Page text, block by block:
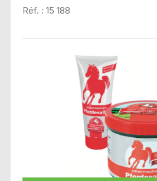
Réf. : 15 188